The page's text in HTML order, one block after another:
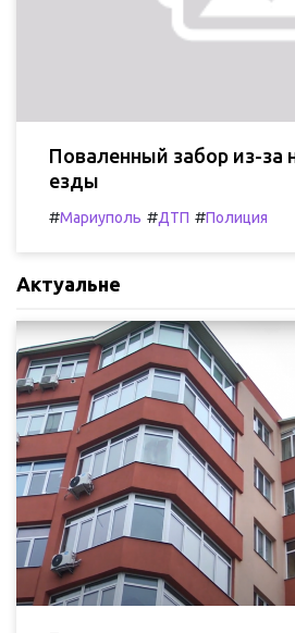
Поваленный забор из-за
езды
#Мариуполь #ДТП #Полиция
Актуальне